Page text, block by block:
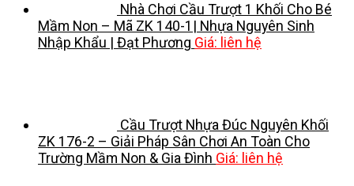
Nhà Chơi Cầu Trượt 1 Khối Cho Bé
Mầm Non – Mã ZK 140-1| Nhựa Nguyên Sinh
Nhập Khẩu | Đạt Phương Giá: liên hệ
Cầu Trượt Nhựa Đúc Nguyên Khối
ZK 176-2 – Giải Pháp Sân Chơi An Toàn Cho
Trường Mầm Non & Gia Đình Giá: liên hệ